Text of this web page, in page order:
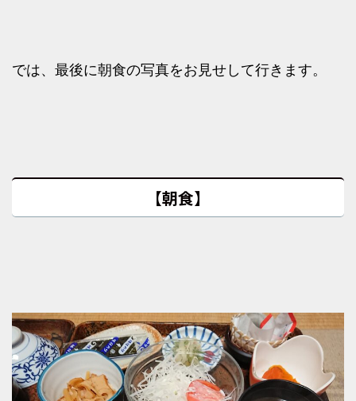
では、最後に朝食の写真をお見せして行きます。
【朝食】